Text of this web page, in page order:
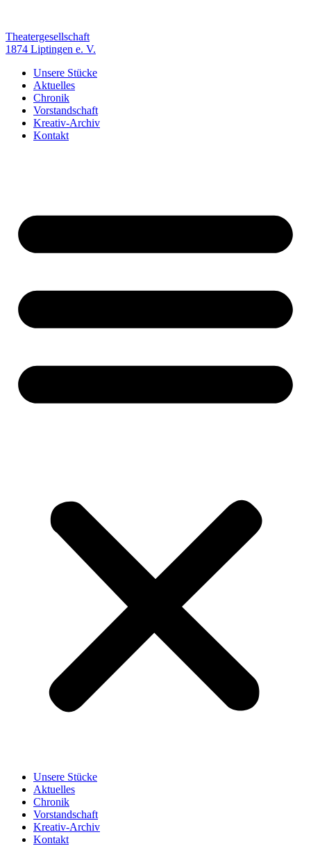
springen
Theatergesellschaft
1874 Liptingen e. V.
Unsere Stücke
Aktuelles
Chronik
Vorstandschaft
Kreativ-Archiv
Kontakt
Unsere Stücke
Aktuelles
Chronik
Vorstandschaft
Kreativ-Archiv
Kontakt